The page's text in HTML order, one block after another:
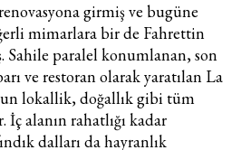
girmiş ve bugüne
mimarlara bir de Fahrettin
Sahile paralel konumlanan, son
ve restoran olarak yaratılan La
lokallik, doğallık gibi tüm
İç alanın rahatlığı kadar
dalları da hayranlık